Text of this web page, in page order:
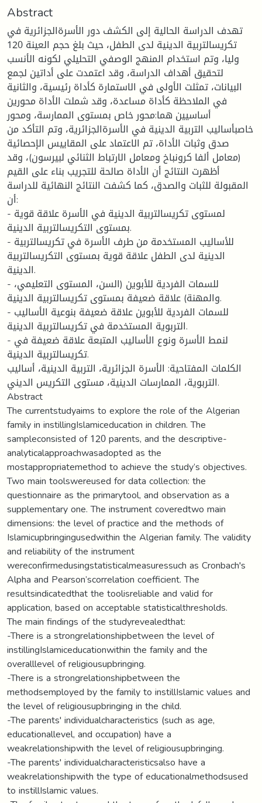
Abstract
تهدف الدراسة الحالية إلى الكشف دور الأسرةالجزائرية في
تكريسالتربية الدينية لدى الطفل، حيث بلغ حجم العينة 120
وليا، وتم استخدام المنهج الوصفي التحليلي لكونه الأنسب
لتحقيق أهداف الدراسة، وقد اعتمدت على أداتين لجمع
البيانات، تمثلت الأولى في الاستمارة كأداة رئيسية، والثانية
في الملاحظة كأداة مساعدة، وقد شملت الأداة محورين
أساسيين هما:محور خاص بمستوى الممارسة، ومحور
خاصبأساليب التربية الدينية في الأسرةالجزائرية، وتم التأكد من
صدق وثبات الأداة، تم الاعتماد على المقاييس الإحصائية
(معامل ألفا كرونباخ ومعامل الارتباط الثنائي لبيرسون)، وقد
أظهرت النتائج أن الأداة صالحة للتجريب بناء على القيم
المقبولة للثبات والصدق، كما كشفت النتائج النهائية للدراسة
أن:
- لمستوى تكريسالتربية الدينية في الأسرة علاقة قوية
بمستوى التكريسالتربية الدينية.
- للأساليب المستخدمة من طرف الأسرة في تكريسالتربية
الدينية لدى الطفل علاقة قوية بمستوى التكريسالتربية
الدينية.
- للسمات الفردية للأبوين (السن، المستوى التعليمي،
والمهنة) علاقة ضعيفة بمستوى تكريسالتربية الدينية.
- للسمات الفردية للأبوين علاقة ضعيفة بنوعية الأساليب
التربوية المستخدمة في تكريسالتربية الدينية.
- لنمط الأسرة ونوع الأساليب المتبعة علاقة ضعيفة في
تكريسالتربية الدينية.
الكلمات المفتاحية: الأسرة الجزائرية، التربية الدينية، أساليب
التربوية، الممارسات الدينية، مستوى التكريس الديني.
Abstract
The currentstudyaims to explore the role of the Algerian
family in instillingIslamiceducation in children. The
sampleconsisted of 120 parents, and the descriptive-
analyticalapproachwasadopted as the
mostappropriatemethod to achieve the study’s objectives.
Two main toolswereused for data collection: the
questionnaire as the primarytool, and observation as a
supplementary one. The instrument coveredtwo main
dimensions: the level of practice and the methods of
Islamicupbringingusedwithin the Algerian family. The validity
and reliability of the instrument
wereconfirmedusingstatisticalmeasuressuch as Cronbach's
Alpha and Pearson’scorrelation coefficient. The
resultsindicatedthat the toolisreliable and valid for
application, based on acceptable statisticalthresholds.
The main findings of the studyrevealedthat:
-There is a strongrelationshipbetween the level of
instillingIslamiceducationwithin the family and the
overalllevel of religiousupbringing.
-There is a strongrelationshipbetween the
methodsemployed by the family to instillIslamic values and
the level of religiousupbringing in the child.
-The parents' individualcharacteristics (such as age,
educationallevel, and occupation) have a
weakrelationshipwith the level of religiousupbringing.
-The parents' individualcharacteristicsalso have a
weakrelationshipwith the type of educationalmethodsused
to instillIslamic values.